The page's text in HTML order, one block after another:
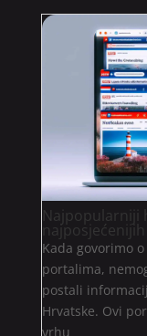
Najpopularniji
Kada govorimo
portalima,
postali
Hrvatske. Ovi
vrhu